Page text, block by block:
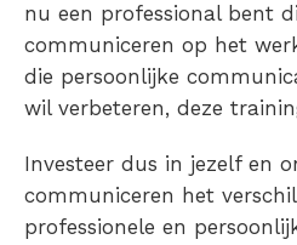
nu een professional bent
communiceren op het
die persoonlijke
wil verbeteren, deze
Investeer dus in jezelf en
communiceren het
professionele en